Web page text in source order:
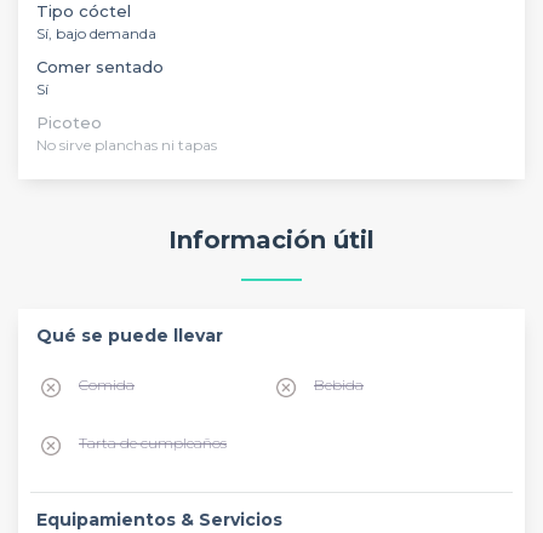
Tipo cóctel
Sí, bajo demanda
Comer sentado
Sí
Picoteo
No sirve planchas ni tapas
Información útil
Qué se puede llevar
Comida Bebida
Tarta de cumpleaños
Equipamientos & Servicios